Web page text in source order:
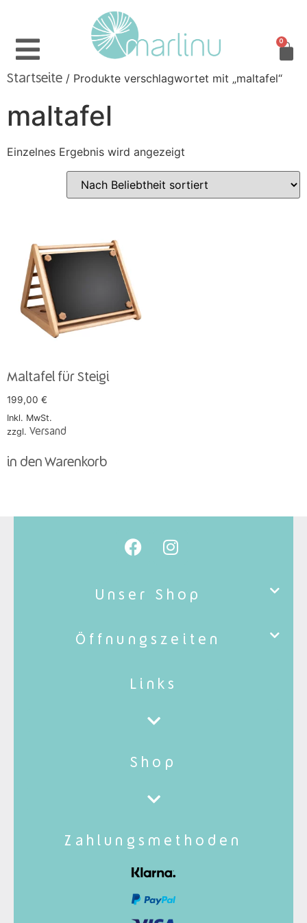
0
Startseite / Produkte verschlagwortet mit „maltafel“
maltafel
Einzelnes Ergebnis wird angezeigt
Maltafel für Steigi
199,00 €
Inkl. MwSt.
zzgl. Versand
in den Warenkorb
Unser Shop
Öffnungszeiten
Links
Shop
Zahlungsmethoden